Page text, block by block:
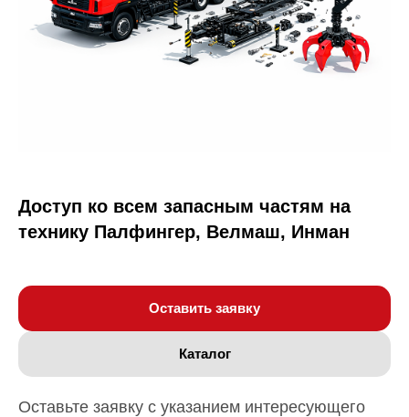
Доступ ко всем запасным частям на
технику Палфингер, Велмаш, Инман
Оставить заявку
Каталог
Оставьте заявку с указанием интересующего